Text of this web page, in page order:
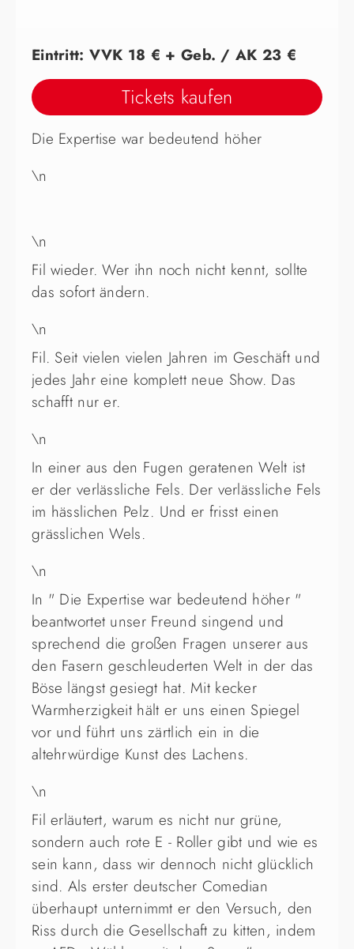
Eintritt: VVK 18 € + Geb. / AK 23 €
Tickets kaufen
Die Expertise war bedeutend höher
\n
\n
Fil wieder. Wer ihn noch nicht kennt, sollte
das sofort ändern.
\n
Fil. Seit vielen vielen Jahren im Geschäft und
jedes Jahr eine komplett neue Show. Das
schafft nur er.
\n
In einer aus den Fugen geratenen Welt ist
er der verlässliche Fels. Der verlässliche Fels
im hässlichen Pelz. Und er frisst einen
grässlichen Wels.
\n
In " Die Expertise war bedeutend höher "
beantwortet unser Freund singend und
sprechend die großen Fragen unserer aus
den Fasern geschleuderten Welt in der das
Böse längst gesiegt hat. Mit kecker
Warmherzigkeit hält er uns einen Spiegel
vor und führt uns zärtlich ein in die
altehrwürdige Kunst des Lachens.
\n
Fil erläutert, warum es nicht nur grüne,
sondern auch rote E - Roller gibt und wie es
sein kann, dass wir dennoch nicht glücklich
sind. Als erster deutscher Comedian
überhaupt unternimmt er den Versuch, den
Riss durch die Gesellschaft zu kitten, indem